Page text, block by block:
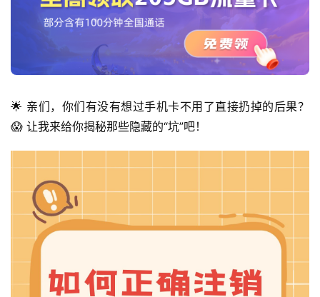
🌟 亲们，你们有没有想过手机卡不用了直接扔掉的后果？
😱 让我来给你揭秘那些隐藏的“坑”吧！